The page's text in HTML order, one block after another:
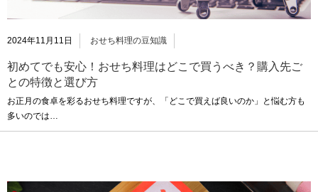
2024年11月11日 おせち料理の豆知識
初めてでも安心！おせち料理はどこで買うべき？購入先ご
との特徴と選び方
お正月の食卓を彩るおせち料理ですが、「どこで買えば良いのか」と悩む方も
多いのでは…